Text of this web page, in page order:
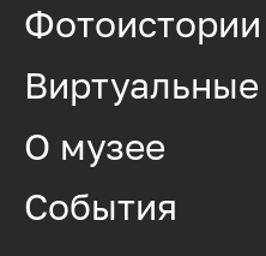
Фотоистории
О музее
События